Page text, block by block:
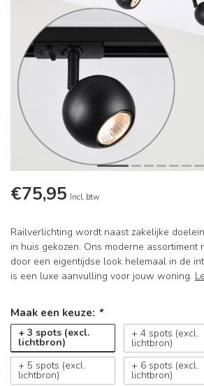
€75,95 Incl. btw
Railverlichting wordt naast zakelijke
in huis gekozen. Ons moderne assortiment
door een eigentijdse look helemaal in de
is een luxe aanvulling voor jouw woning.
Maak een keuze: *
+ 3 spots (excl.
lichtbron)
+ 4 spots (excl.
lichtbron)
+ 5 spots (excl.
lichtbron)
+ 6 spots (excl.
lichtbron)